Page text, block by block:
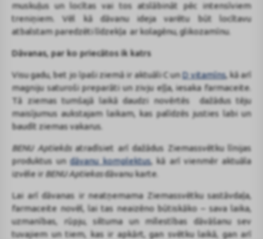
muskuļus un locītas vai tos atslābināt pēc intensīviem
treniņiem. Vēl kā dāvanu ideja varētu būt locītavu
atbalstam paredzēti līdzekļa ar kolagēnu, glikozamīnu.
Dāvanas, par ko priecātos ik katrs
Visu gadu, bet jo īpaši ziemā ir aktuāli C unD vitamīns, kā arī
magniju saturoši preparāti un zivju eļļa, iesaka farmaceite.
Tā ziemas tumšajā laikā daudzi novērtēs dažādus tēju
maisījumus aukstajam laikam, kas palīdzēs justies labi un
baudīt ziemas vakarus.
BENU Aptiekāsatradīsiet arī dažādus Ziemassvētku līnijas
produktus undāvanu komplektus, kā arī vienmēr aktuāla
izvēle irBENU Aptiekasdāvanu karte.
Lai arī dāvanas ir neatņemama Ziemassvētku sastāvdaļa,
farmaceite novēl, lai tas neaizēno būtiskāko – sava laika,
uzmanības, rūpju, siltuma un mīlestības dāvāšanu sev
tuvajiem un tiem, kas ir apkārt, gan svētku laikā, gan arī